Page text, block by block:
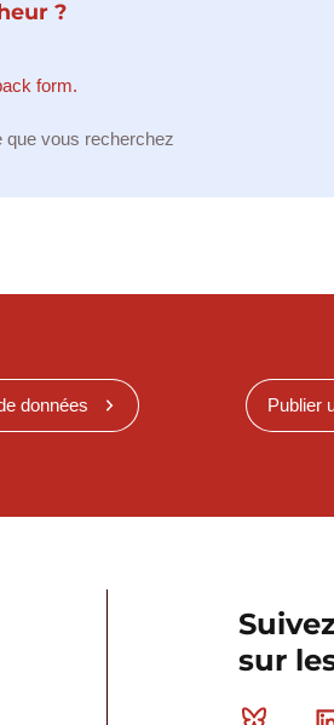
?
form.
que vous recherchez
données Publier
sur